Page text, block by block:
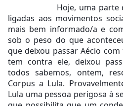
ligadas aos movimentos
mais bem informado/a e
sob o peso do que
que deixou passar Aécio
tem contra ele, deixou
todos sabemos, ontem,
Corpus a Lula.
Lula uma pessoa perigosa à